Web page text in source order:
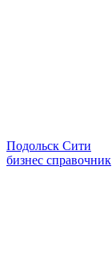
Подольск Сити
бизнес справочник